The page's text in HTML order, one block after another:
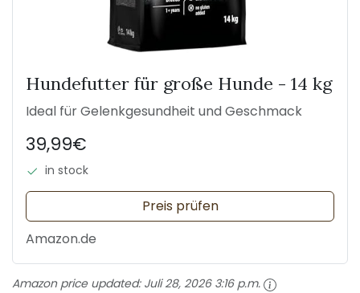
Hundefutter für große Hunde - 14 kg
Ideal für Gelenkgesundheit und Geschmack
39,99€
in stock
Preis prüfen
Amazon.de
Amazon price updated: Juli 28, 2026 3:16 p.m.